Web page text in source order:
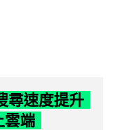
尋速度提升
雲端